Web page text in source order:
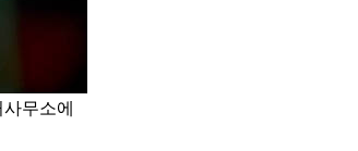
무소에